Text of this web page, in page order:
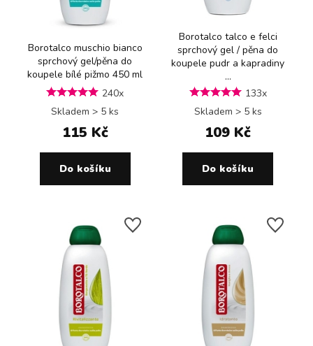
Borotalco muschio bianco
sprchový gel/pěna do
koupele bílé pižmo 450 ml
240x
Skladem > 5 ks
115 Kč
Do košíku
Borotalco talco e felci
sprchový gel / pěna do
koupele pudr a kapradiny
...
133x
Skladem > 5 ks
109 Kč
Do košíku